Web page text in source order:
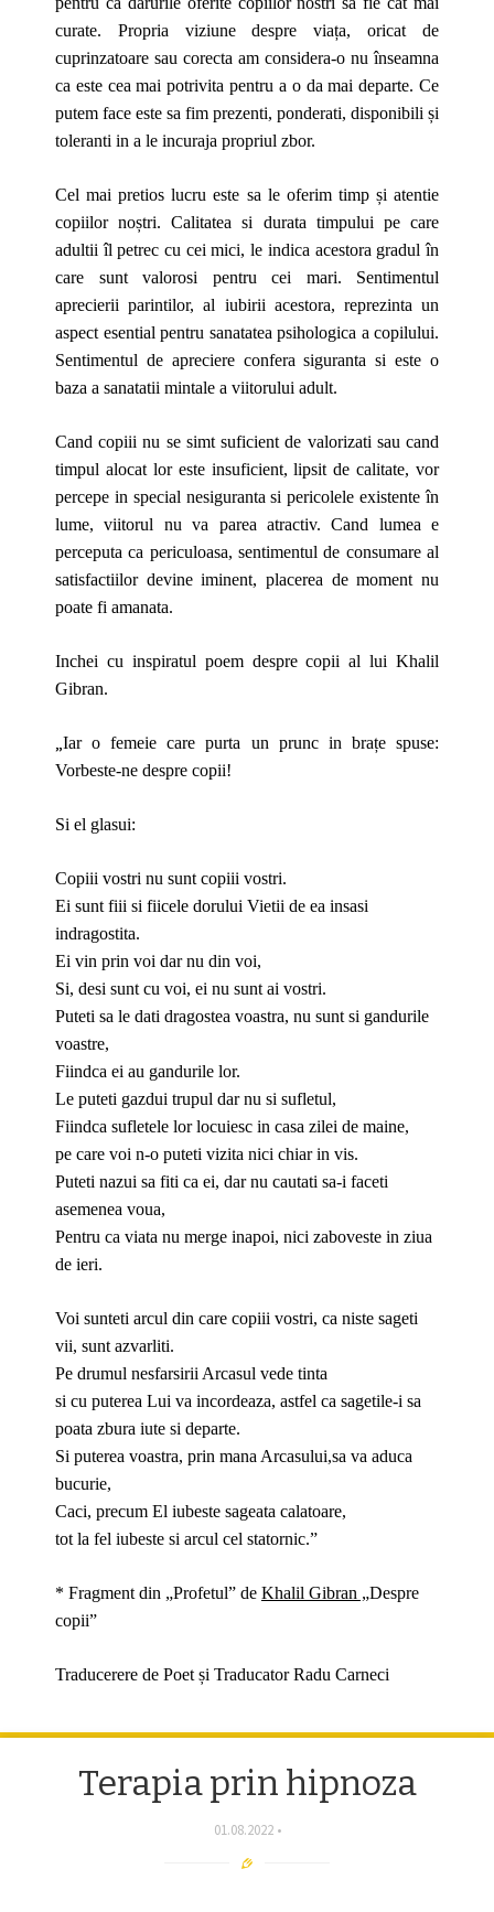
curate. Propria viziune despre viața, oricat de
cuprinzatoare sau corecta am considera-o nu înseamna
ca este cea mai potrivita pentru a o da mai departe. Ce
putem face este sa fim prezenti, ponderati, disponibili și
toleranti in a le incuraja propriul zbor.
Cel mai pretios lucru este sa le oferim timp și atentie
copiilor noștri. Calitatea si durata timpului pe care
adultii îl petrec cu cei mici, le indica acestora gradul în
care sunt valorosi pentru cei mari. Sentimentul
aprecierii parintilor, al iubirii acestora, reprezinta un
aspect esential pentru sanatatea psihologica a copilului.
Sentimentul de apreciere confera siguranta si este o
baza a sanatatii mintale a viitorului adult.
Cand copiii nu se simt suficient de valorizati sau cand
timpul alocat lor este insuficient, lipsit de calitate, vor
percepe in special nesiguranta si pericolele existente în
lume, viitorul nu va parea atractiv. Cand lumea e
perceputa ca periculoasa, sentimentul de consumare al
satisfactiilor devine iminent, placerea de moment nu
poate fi amanata.
Inchei cu inspiratul poem despre copii al lui Khalil
Gibran.
„Iar o femeie care purta un prunc in brațe spuse:
Vorbeste-ne despre copii!
Si el glasui:
Copiii vostri nu sunt copiii vostri.
Ei sunt fiii si fiicele dorului Vietii de ea insasi
indragostita.
Ei vin prin voi dar nu din voi,
Si, desi sunt cu voi, ei nu sunt ai vostri.
Puteti sa le dati dragostea voastra, nu sunt si gandurile
voastre,
Fiindca ei au gandurile lor.
Le puteti gazdui trupul dar nu si sufletul,
Fiindca sufletele lor locuiesc in casa zilei de maine,
pe care voi n-o puteti vizita nici chiar in vis.
Puteti nazui sa fiti ca ei, dar nu cautati sa-i faceti
asemenea voua,
Pentru ca viata nu merge inapoi, nici zaboveste in ziua
de ieri.
Voi sunteti arcul din care copiii vostri, ca niste sageti
vii, sunt azvarliti.
Pe drumul nesfarsirii Arcasul vede tinta
si cu puterea Lui va incordeaza, astfel ca sagetile-i sa
poata zbura iute si departe.
Si puterea voastra, prin mana Arcasului,sa va aduca
bucurie,
Caci, precum El iubeste sageata calatoare,
tot la fel iubeste si arcul cel statornic.”
* Fragment din „Profetul” de Khalil Gibran „Despre
copii”
Traducerere de Poet și Traducator Radu Carneci
Terapia prin hipnoza
01.08.2022